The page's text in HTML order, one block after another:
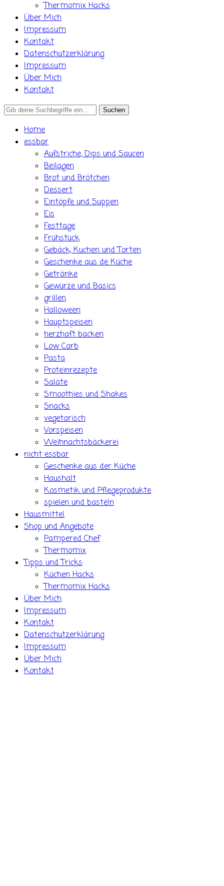
Thermomix Hacks
Über Mich
Impressum
Kontakt
Datenschutzerklärung
Impressum
Über Mich
Kontakt
Search
Home
essbar
Aufstriche, Dips und Saucen
Beilagen
Brot und Brötchen
Dessert
Eintöpfe und Suppen
Eis
Festtage
Frühstück
Gebäck, Kuchen und Torten
Geschenke aus de Küche
Getränke
Gewürze und Basics
grillen
Halloween
Hauptspeisen
herzhaft backen
Low Carb
Pasta
Proteinrezepte
Salate
Smoothies und Shakes
Snacks
vegetarisch
Vorspeisen
Weihnachtsbäckerei
nicht essbar
Geschenke aus der Küche
Haushalt
Kosmetik und Pflegeprodukte
spielen und basteln
Hausmittel
Shop und Angebote
Pampered Chef
Thermomix
Tipps und Tricks
Küchen Hacks
Thermomix Hacks
Über Mich
Impressum
Kontakt
Datenschutzerklärung
Impressum
Über Mich
Kontakt